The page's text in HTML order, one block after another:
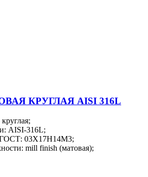
КРУГЛАЯ AISI 316L
AISI-316L;
ГОСТ: 03Х17Н14М3;
mill finish (матовая);